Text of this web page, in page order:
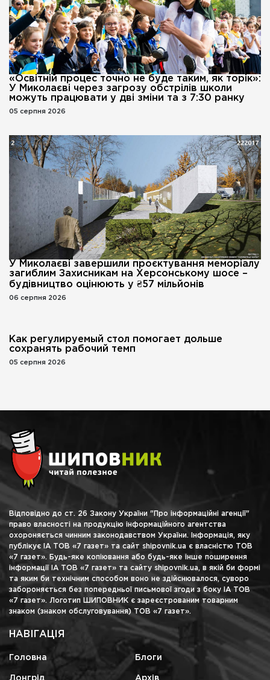
«Освітній процес точно не буде таким, як торік»:
У Миколаєві через загрозу обстрілів школи
можуть працювати у дві зміни та з 7:30 ранку
05 серпня 2026
У Миколаєві завершили проєктування меморіалу
загиблим Захисникам на Херсонському шосе –
будівництво оцінюють у ₴57 мільйонів
06 серпня 2026
Как регулируемый стол помогает дольше
сохранять рабочий темп
05 серпня 2026
Відповідно до ст. 26 Закону України "Про інформаційні агенції"
право власності на продукцію інформаційного агентства
охороняється чинним законодавством України. Інформація, яку
публікує ІА ТОВ «7 газет» та сайт shipovnik.ua є власністю ТОВ
«7 газет». Будь-яке копіювання або будь-яке інше поширення
інформації ІА ТОВ «7 газет» та сайту shipovnik.ua, в якій би формі
та яким би технічним способом воно не здійснювалося, суворо
забороняється без попередньої письмової згоди з боку ІА ТОВ
«7 газет». Логотип ШИПОВНИК є зареєстрованим товарним
знаком (знаком обслуговування) ТОВ «7 газет».
НАВІГАЦІЯ
Головна Блоги
Лонгрід Архів